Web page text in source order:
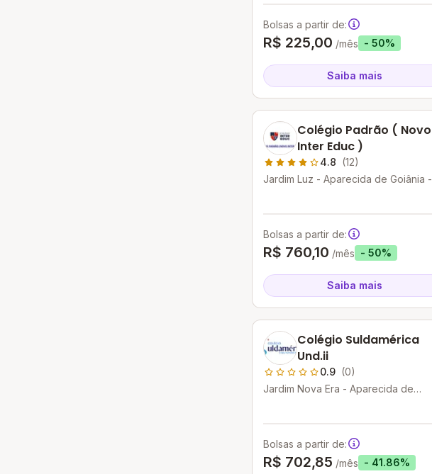
Bolsas a partir de:
R$ 225,00 /mês - 50%
Saiba mais
Colégio Padrão ( Novo
Inter Educ )
4.8 (12)
Jardim Luz - Aparecida de Goiânia -
Bolsas a partir de:
R$ 760,10 /mês - 50%
Saiba mais
Colégio Suldamérica
Und.ii
0.9 (0)
Jardim Nova Era - Aparecida de
Bolsas a partir de:
R$ 702,85 /mês - 41.86%